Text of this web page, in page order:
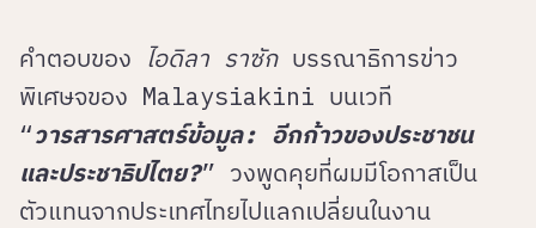
คำตอบของ ไอดิลา ราซักบรรณาธิการข่าว
พิเศษจของ Malaysiakini บนเวที
“วารสารศาสตร์ข้อมูล: อีกก้าวของประชาชน
และประชาธิปไตย?” วงพูดคุยที่ผมมีโอกาสเป็น
ตัวแทนจากประเทศไทยไปแลกเปลี่ยนในงาน